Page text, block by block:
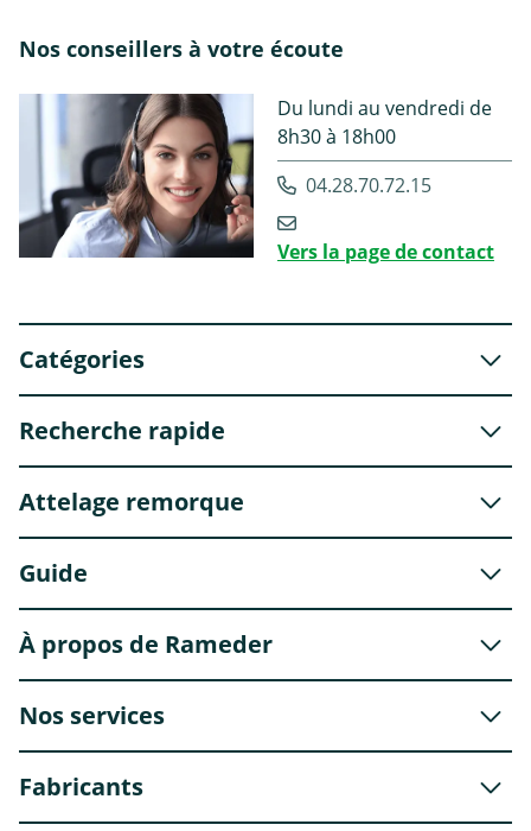
Nos conseillers à votre écoute
Du lundi au vendredi de
8h30 à 18h00
04.28.70.72.15
Vers la page de contact
Catégories
Recherche rapide
Attelage remorque
Guide
À propos de Rameder
Nos services
Fabricants